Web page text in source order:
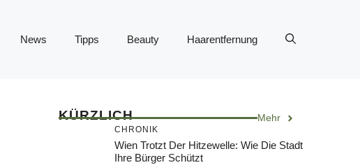
News Tipps Beauty Haarentfernung
KÜRZLICH Mehr
CHRONIK
Wien Trotzt Der Hitzewelle: Wie Die Stadt
Ihre Bürger Schützt